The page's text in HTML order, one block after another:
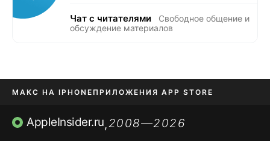
Чат с читателями
Свободное общение и
обсуждение материалов
МАКС НА IPHONE ПРИЛОЖЕНИЯ APP STORE
TIKTOK НА IPHONEПРИЛОЖЕНИЯ БЕЗ APP STORE
AppleInsider.ru,2008—2026